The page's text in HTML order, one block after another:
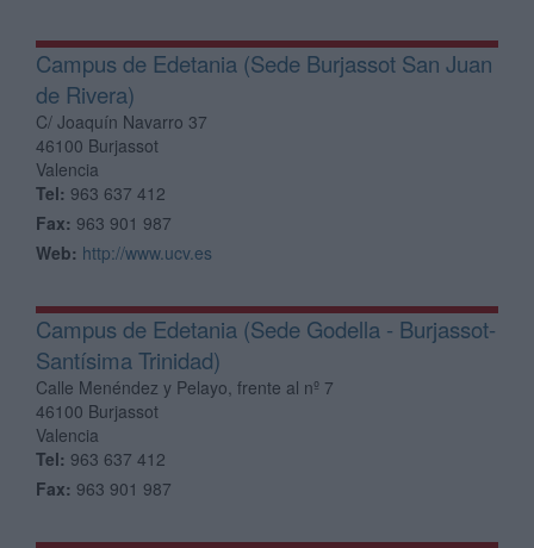
Campus de Edetania (Sede Burjassot San Juan
de Rivera)
C/ Joaquín Navarro 37
46100 Burjassot
Valencia
Tel: 963 637 412
Fax: 963 901 987
Web: http://www.ucv.es
Campus de Edetania (Sede Godella - Burjassot-
Santísima Trinidad)
Calle Menéndez y Pelayo, frente al nº 7
46100 Burjassot
Valencia
Tel: 963 637 412
Fax: 963 901 987